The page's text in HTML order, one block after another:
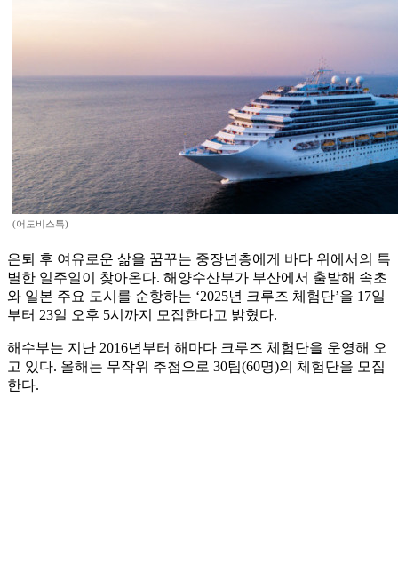
(어도비스톡)
은퇴 후 여유로운 삶을 꿈꾸는 중장년층에게 바다 위에서의 특
별한 일주일이 찾아온다. 해양수산부가 부산에서 출발해 속초
와 일본 주요 도시를 순항하는 ‘2025년 크루즈 체험단’을 17일
부터 23일 오후 5시까지 모집한다고 밝혔다.
해수부는 지난 2016년부터 해마다 크루즈 체험단을 운영해 오
고 있다. 올해는 무작위 추첨으로 30팀(60명)의 체험단을 모집
한다.